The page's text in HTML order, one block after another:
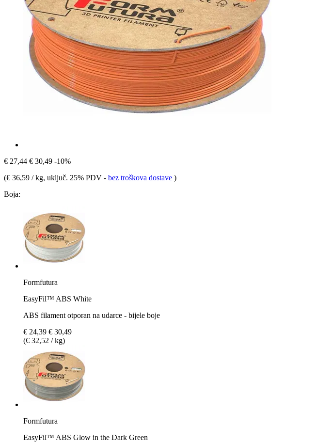
€ 27,44 € 30,49 -10%
(€ 36,59 / kg, uključ. 25% PDV - bez troškova dostave )
Boja:
Formfutura
EasyFil™ ABS White
ABS filament otporan na udarce - bijele boje
€ 24,39 € 30,49
(€ 32,52 / kg)
Formfutura
EasyFil™ ABS Glow in the Dark Green